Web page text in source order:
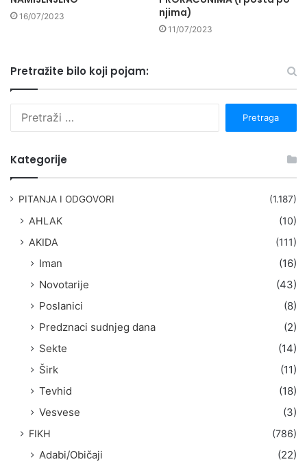
16/07/2023
njima)
11/07/2023
Pretražite bilo koji pojam:
Kategorije
PITANJA I ODGOVORI (1.187)
AHLAK
(10)
AKIDA
(111)
Iman
(16)
Novotarije
(43)
Poslanici
(8)
Predznaci sudnjeg dana
(2)
Sekte
(14)
Širk
(11)
Tevhid
(18)
Vesvese
(3)
FIKH (786)
Adabi/Običaji
(22)